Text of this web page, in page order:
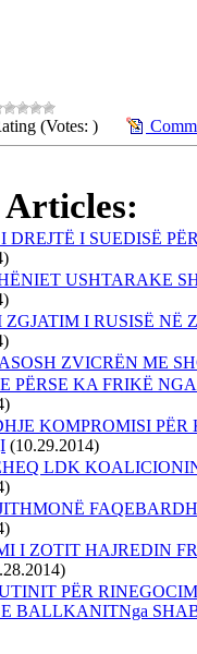
(Votes: )
DREJTË I SUEDISË
USHTARAKE
ZGJATIM I RUSISË NË
ZVICRËN ME
PËRSE KA FRIKË
KOMPROMISI
(10.29.2014)
LDK
I ZOTIT HAJREDIN
PËR
BALLKANITNga